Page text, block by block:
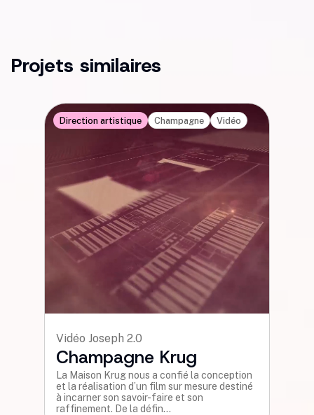
Projets similaires
Direction artistique Champagne
Comité
Le Comité Champagne nous a
accompagnement global, mêlant
et création audiovisuelle. De la
à la direction artistique...